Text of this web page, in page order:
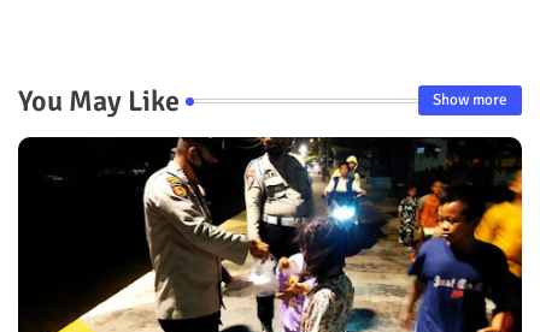
You May Like Show more